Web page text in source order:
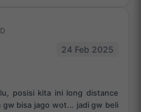
24 Feb 2025
posisi kita ini long distance
gw bisa jago wot... jadi gw beli